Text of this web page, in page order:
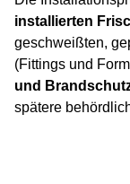
installierten
geschweißten,
(Fittings und
und
spätere